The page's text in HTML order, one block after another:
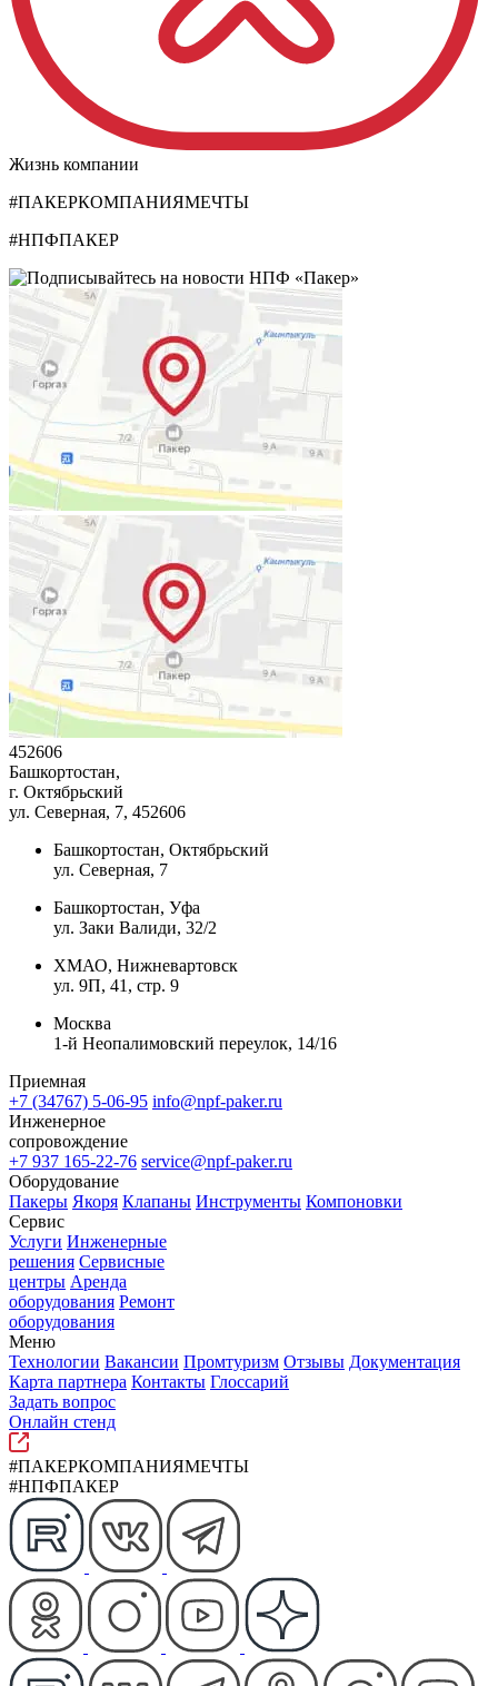
Жизнь компании
#ПАКЕРКОМПАНИЯМЕЧТЫ
#НПФПАКЕР
452606
Башкортостан,
г. Октябрьский
ул. Северная, 7, 452606
Башкортостан, Октябрьский
ул. Северная, 7
Башкортостан, Уфа
ул. Заки Валиди, 32/2
ХМАО, Нижневартовск
ул. 9П, 41, стр. 9
Москва
1-й Неопалимовский переулок, 14/16
Приемная
+7 (34767) 5-06-95 info@npf-paker.ru
Инженерное
сопровождение
+7 937 165-22-76 service@npf-paker.ru
Оборудование
Пакеры Якоря Клапаны Инструменты Компоновки
Сервис
Услуги Инженерные
решения Сервисные
центры Аренда
оборудования Ремонт
оборудования
Меню
Технологии Вакансии Промтуризм Отзывы Документация
Карта партнера Контакты Глоссарий
Задать вопрос
Онлайн стенд
#ПАКЕРКОМПАНИЯМЕЧТЫ
#НПФПАКЕР